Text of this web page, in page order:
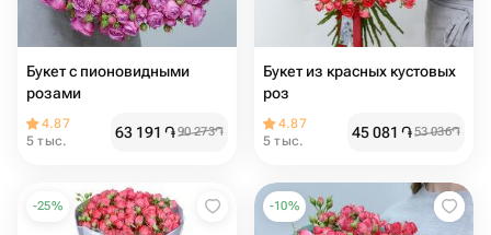
Букет с пионовидными
розами
4.87
5 тыс.
63 191 ֏90 273֏
Букет из красных кустовых
роз
4.87
5 тыс.
45 081 ֏53 036֏
-25% -10%